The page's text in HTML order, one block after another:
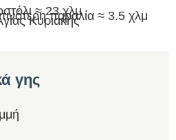
≈ 23 χλμ
παραλία ≈ 3.5 χλμ
Κυριακής
γης